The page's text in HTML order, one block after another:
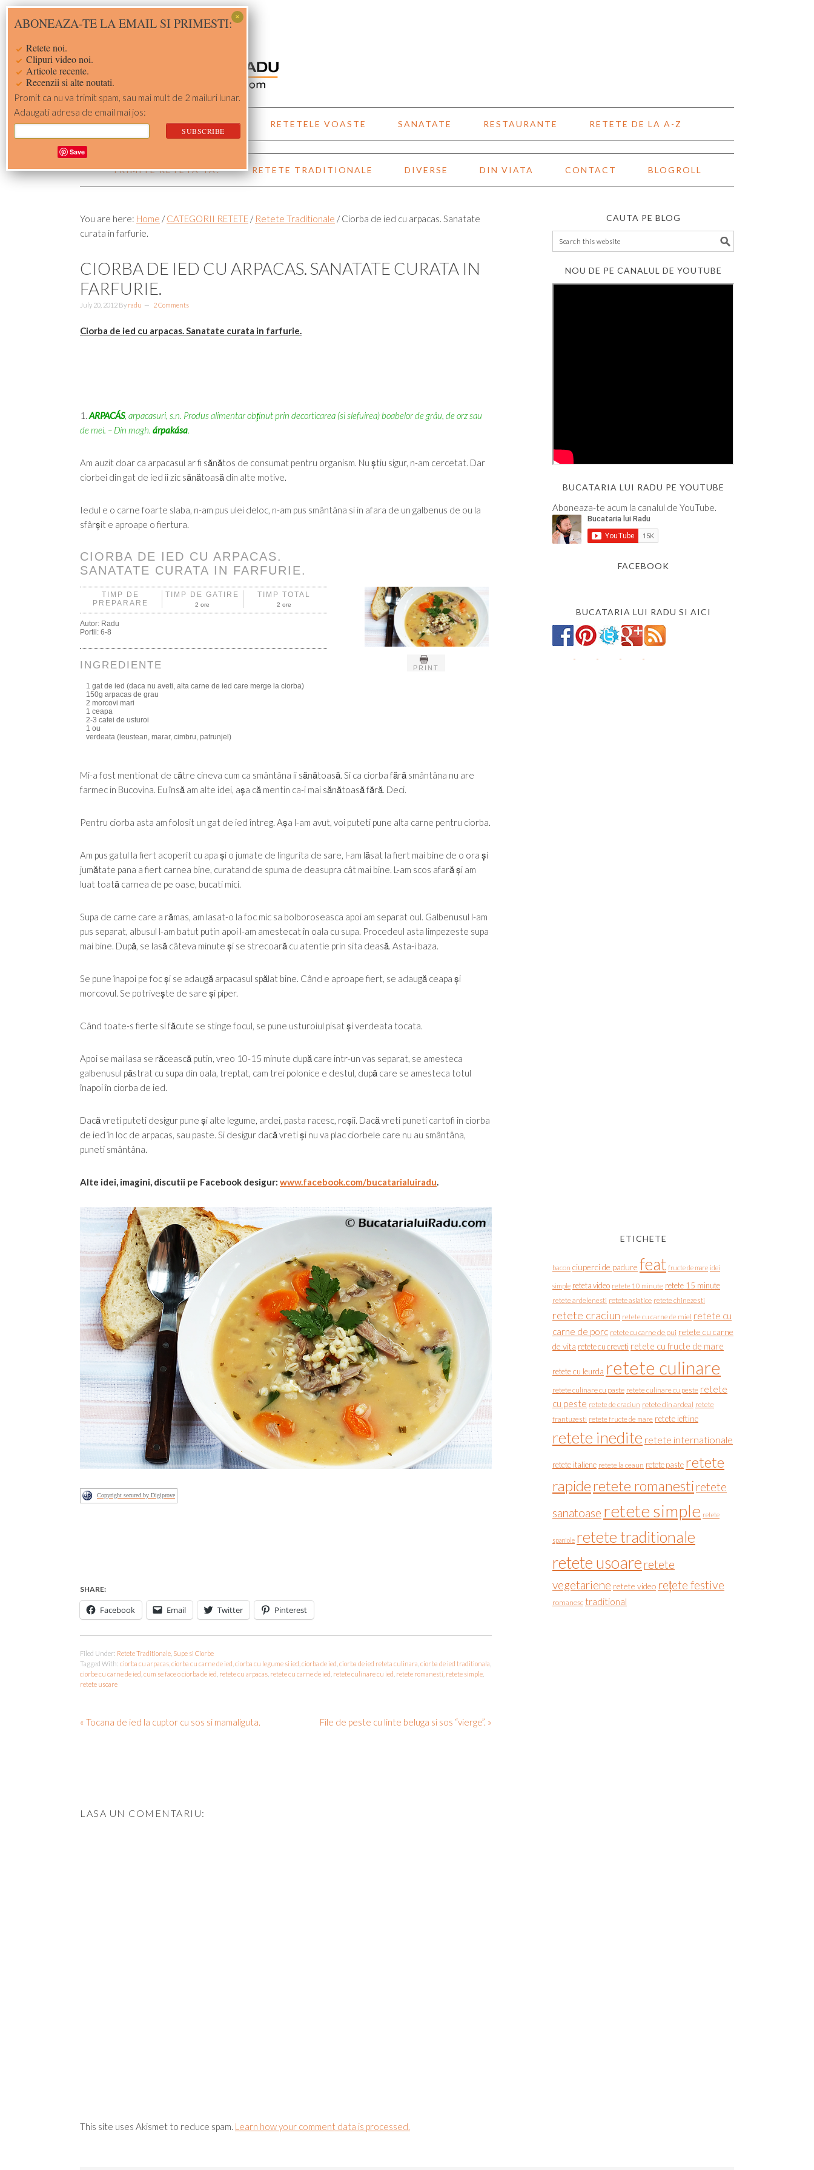
Skip
to
Skip
to
Skip
to
Skip
to
ACASA RETETE RETETELE VOASTE SANATATE RESTAURANTE RETETE DE LA A-Z
TRIMITE RETETA TA! RETETE TRADITIONALE DIVERSE DIN VIATA CONTACT BLOGROLL
You are here: Home / CATEGORII RETETE / Retete Traditionale /Ciorba de ied cu arpacas. Sanatate
curata in farfurie.
CIORBA DE IED CU ARPACAS. SANATATE CURATA IN
FARFURIE.
July 20, 2012 By radu 2 Comments
Ciorba de ied cu arpacas. Sanatate curata in farfurie.
1. ARPACÁS, arpacasuri, s.n. Produs alimentar obţinut prin decorticarea (si slefuirea) boabelor de grâu, de orz sau
de mei. – Din magh. árpakása.
Am auzit doar ca arpacasul ar fi sănătos de consumat pentru organism. Nu știu sigur, n-am cercetat. Dar
ciorbei din gat de ied ii zic sănătoasă din alte motive.
Iedul e o carne foarte slaba, n-am pus ulei deloc, n-am pus smântâna si in afara de un galbenus de ou la
sfârșit e aproape o fiertura.
CIORBA DE IED CU ARPACAS.
SANATATE CURATA IN FARFURIE.
PRINT
TIMP DE
PREPARARE
TIMP DE GATIRE
2 ore
TIMP TOTAL
2 ore
Autor: Radu
Portii: 6-8
INGREDIENTE
1 gat de ied (daca nu aveti, alta carne de ied care merge la ciorba)
150g arpacas de grau
2 morcovi mari
1 ceapa
2-3 catei de usturoi
1 ou
verdeata (leustean, marar, cimbru, patrunjel)
Mi-a fost mentionat de către cineva cum ca smântâna ii sănătoasă. Si ca ciorba fără smântâna nu are
farmec in Bucovina. Eu însă am alte idei, așa că mentin ca-i mai sănătoasă fără. Deci.
Pentru ciorba asta am folosit un gat de ied întreg. Așa l-am avut, voi puteti pune alta carne pentru ciorba.
Am pus gatul la fiert acoperit cu apa și o jumate de lingurita de sare, l-am lăsat la fiert mai bine de o ora și
jumătate pana a fiert carnea bine, curatand de spuma de deasupra cât mai bine. L-am scos afară și am
luat toată carnea de pe oase, bucati mici.
Supa de carne care a rămas, am lasat-o la foc mic sa bolboroseasca apoi am separat oul. Galbenusul l-am
pus separat, albusul l-am batut putin apoi l-am amestecat în oala cu supa. Procedeul asta limpezeste supa
mai bine. După, se lasă câteva minute și se strecoară cu atentie prin sita deasă. Asta-i baza.
Se pune înapoi pe foc și se adaugă arpacasul spălat bine. Când e aproape fiert, se adaugă ceapa și
morcovul. Se potrivește de sare și piper.
Când toate-s fierte si făcute se stinge focul, se pune usturoiul pisat și verdeata tocata.
Apoi se mai lasa se răcească putin, vreo 10-15 minute după care intr-un vas separat, se amesteca
galbenusul păstrat cu supa din oala, treptat, cam trei polonice e destul, după care se amesteca totul
înapoi în ciorba de ied.
Dacă vreti puteti desigur pune și alte legume, ardei, pasta racesc, roșii. Dacă vreti puneti cartofi in ciorba
de ied în loc de arpacas, sau paste. Si desigur dacă vreti și nu va plac ciorbele care nu au smântâna,
puneti smântâna.
Alte idei, imagini, discutii pe Facebook desigur: www.facebook.com/bucatarialuiradu
Copyright secured by Digiprove
SHARE:
Facebook Email Twitter Pinterest
Filed Under: Retete Traditionale Supe si Ciorbe
Tagged With: ciorba cu arpacas ciorba cu carne de ied ciorba cu legume si ied ciorba de ied ciorba de ied reteta culinara ciorba de ied traditionala
ciorbe cu carne de ied cum se face o ciorba de ied retete cu arpacas retete cu carne de ied retete culinare cu ied retete romanesti retete simple
retete usoare
« Tocana de ied la cuptor cu sos si mamaliguta. File de peste cu linte beluga si sos “vierge”. »
LASA UN COMENTARIU:
This site uses Akismet to reduce spam. Learn how your comment data is processed.
CAUTA PE BLOG
NOU DE PE CANALUL DE YOUTUBE
BUCATARIA LUI RADU PE YOUTUBE
Aboneaza-te acum la canalul de YouTube.
FACEBOOK
BUCATARIA LUI RADU SI AICI
ETICHETE
bacon ciuperci de padure feat fructe de mare idei
simple reteta video retete 10 minute retete 15 minute
retete ardelenesti retete asiatice retete chinezesti
retete craciun retete cu carne de miel retete cu
carne de porc retete cu carne de pui retete cu carne
de vita retete cu creveti retete cu fructe de mare
retete cu leurda retete culinare
retete culinare cu paste retete culinare cu peste retete
cu peste retete de craciun retete din ardeal retete
frantuzesti retete fructe de mare retete ieftine
retete inedite retete internationale
retete italiene retete la ceaun retete paste retete
rapideretete romanesti retete
sanatoase retete simple retete
spaniole retete traditionale
retete usoare retete
vegetariene retete video rețete festive
romanesc traditional
ABONEAZA-TE LA EMAIL SI PRIMESTI:
Retete noi.
Clipuri video noi.
Articole recente.
Recenzii si alte noutati.
Promit ca nu va trimit spam, sau mai mult de 2 mailuri lunar.
Adaugati adresa de email mai jos:
Save